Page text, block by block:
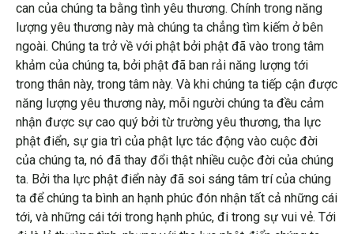
can của chúng ta bằng tình yêu thương. Chính trong năng
lượng yêu thương này mà chúng ta chẳng tìm kiếm ở bên
ngoài. Chúng ta trở về với phật bởi phật đã vào trong tâm
khảm của chúng ta, bởi phật đã ban rải năng lượng tới
trong thân này, trong tâm này. Và khi chúng ta tiếp cận được
năng lượng yêu thương này, mỗi người chúng ta đều cảm
nhận được sự cao quý bởi từ trường yêu thương, tha lực
phật điển, sự gia trì của phật lực tác động vào cuộc đời
của chúng ta, nó đã thay đổi thật nhiều cuộc đời của chúng
ta. Bởi tha lực phật điển này đã soi sáng tâm trí của chúng
ta để chúng ta bình an hạnh phúc đón nhận tất cả những cái
tới, và những cái tới trong hạnh phúc, đi trong sự vui vẻ. Tới